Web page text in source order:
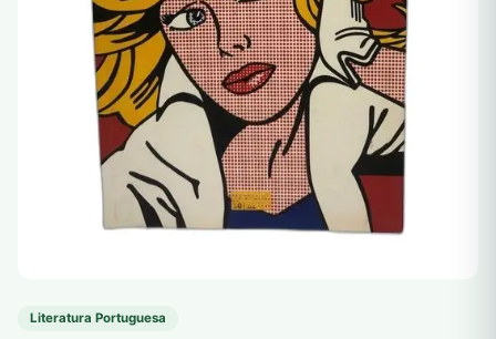
Literatura Portuguesa